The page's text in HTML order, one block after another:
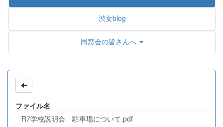
渋女blog
同窓会の皆さんへ
ファイル名
R7学校説明会 駐車場について.pdf